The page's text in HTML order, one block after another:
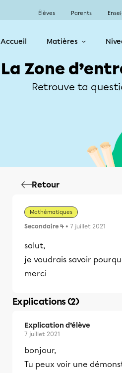
Élèves Parents
Accueil Matières
La Zone
Retrouve ta
Retour
Mathématiques
Secondaire 4 • 7 juillet 2021
salut,
je voudrais savoir
merci
Explications (2)
Explication d’élève
7 juillet 2021
bonjour,
Tu peux voir une